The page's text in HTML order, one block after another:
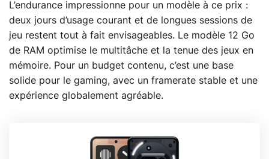
L’endurance impressionne pour un modèle à ce prix :
deux jours d’usage courant et de longues sessions de
jeu restent tout à fait envisageables. Le modèle 12 Go
de RAM optimise le multitâche et la tenue des jeux en
mémoire. Pour un budget contenu, c’est une base
solide pour le gaming, avec un framerate stable et une
expérience globalement agréable.